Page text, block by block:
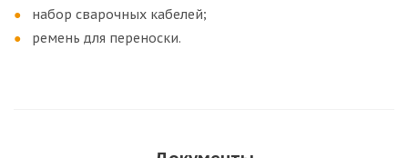
набор сварочных кабелей;
ремень для переноски.